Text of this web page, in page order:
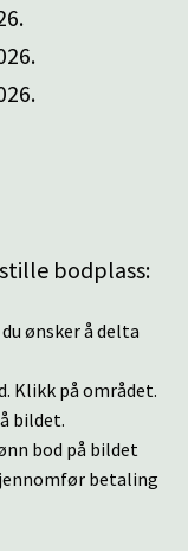
bodplass:
ønsker å delta
Klikk på området.
bildet.
bod på bildet
betaling